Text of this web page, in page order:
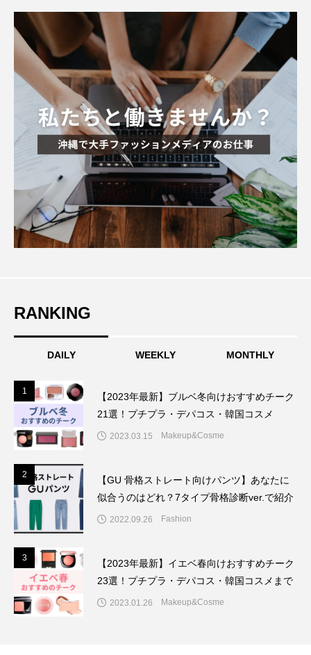
RANKING
DAILY WEEKLY MONTHLY
1
【2023年最新】ブルベ冬向けおすすめチーク
21選！プチプラ・デパコス・韓国コスメ
2023.03.15 Makeup&Cosme
2
【GU 骨格ストレート向けパンツ】あなたに
似合うのはどれ？7タイプ骨格診断ver.で紹介
2022.09.26 Fashion
3
【2023年最新】イエベ春向けおすすめチーク
23選！プチプラ・デパコス・韓国コスメまで
2023.01.26 Makeup&Cosme